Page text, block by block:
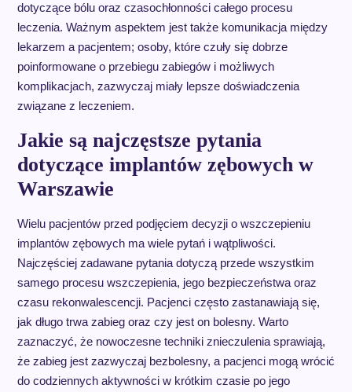
dotyczące bólu oraz czasochłonności całego procesu
leczenia. Ważnym aspektem jest także komunikacja między
lekarzem a pacjentem; osoby, które czuły się dobrze
poinformowane o przebiegu zabiegów i możliwych
komplikacjach, zazwyczaj miały lepsze doświadczenia
związane z leczeniem.
Jakie są najczęstsze pytania
dotyczące implantów zębowych w
Warszawie
Wielu pacjentów przed podjęciem decyzji o wszczepieniu
implantów zębowych ma wiele pytań i wątpliwości.
Najczęściej zadawane pytania dotyczą przede wszystkim
samego procesu wszczepienia, jego bezpieczeństwa oraz
czasu rekonwalescencji. Pacjenci często zastanawiają się,
jak długo trwa zabieg oraz czy jest on bolesny. Warto
zaznaczyć, że nowoczesne techniki znieczulenia sprawiają,
że zabieg jest zazwyczaj bezbolesny, a pacjenci mogą wrócić
do codziennych aktywności w krótkim czasie po jego